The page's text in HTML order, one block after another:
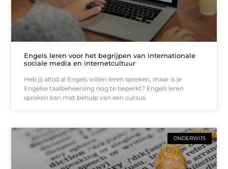
Engels leren voor het begrijpen van internationale
sociale media en internetcultuur
Heb jij altijd al Engels willen leren spreken, maar is je
Engelse taalbeheersing nog te beperkt? Engels leren
spreken kan met behulp van een cursus
ONDERWIJS